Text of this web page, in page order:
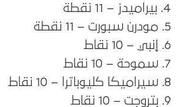
4. بيراميدز – 11 نقطة
5. مودرن سبورت – 11 نقطة
6. إنبي – 10 نقاط
7. سموحة – 10 نقاط
8. سيراميكا كليوباترا – 10 نقاط
9. بتروجت – 10 نقاط